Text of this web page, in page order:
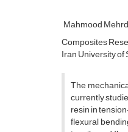
Mahmood
Composites
Iran University of
The
currently
resin in
flexural